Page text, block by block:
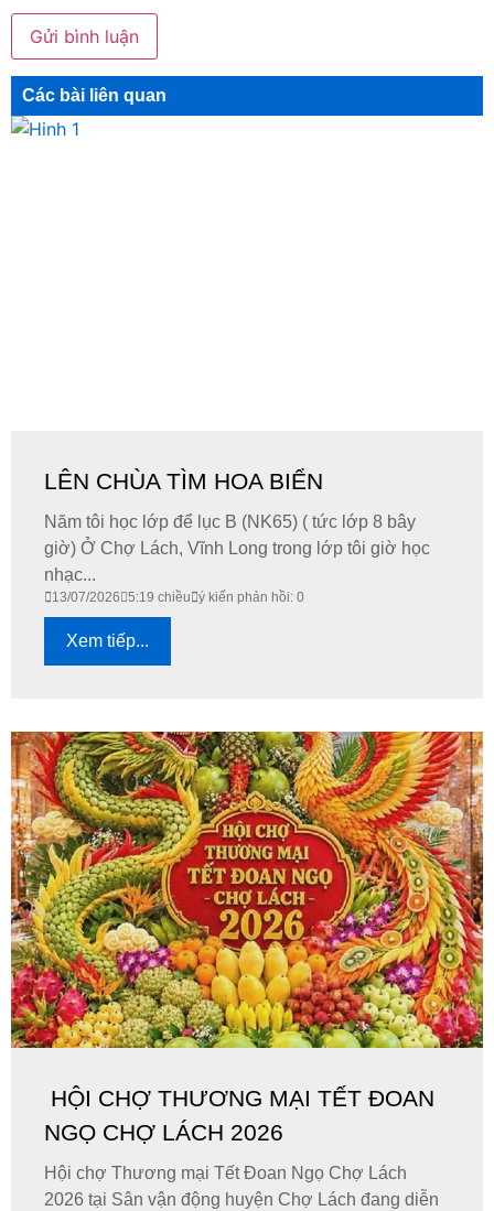
Các bài liên quan
LÊN CHÙA TÌM HOA BIỂN
Năm tôi học lớp để lục B (NK65) ( tức lớp 8 bây
giờ) Ở Chợ Lách, Vĩnh Long trong lớp tôi giờ học
nhạc...
13/07/2026 5:19 chiều ý kiến phản hồi: 0
Xem tiếp...
HỘI CHỢ THƯƠNG MẠI TẾT ĐOAN
NGỌ CHỢ LÁCH 2026
​Hội chợ Thương mại Tết Đoan Ngọ Chợ Lách
2026 tại Sân vận động huyện Chợ Lách đang diễn